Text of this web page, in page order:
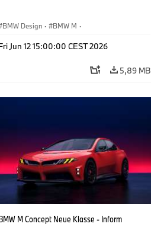
BMW Design · BMW M ·
Jun 12 15:00:00 CEST 2026
5,89 MB
M Concept Neue Klasse - Inform